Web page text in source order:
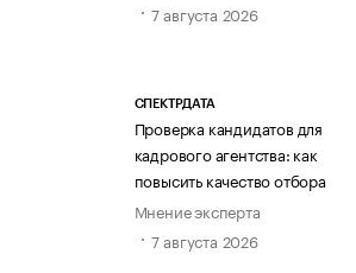
7 августа 2026
СПЕКТРДАТА
Проверка кандидатов для
кадрового агентства: как
повысить качество отбора
Мнение эксперта
7 августа 2026